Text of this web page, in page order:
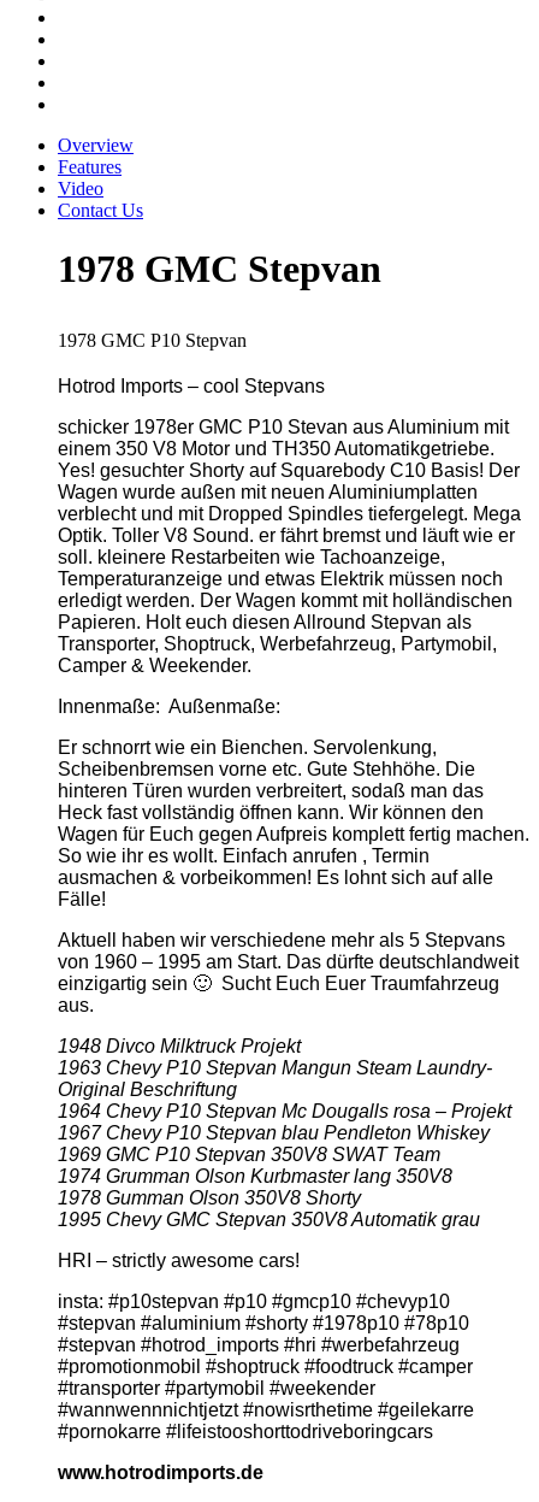
Overview
Features
Video
Contact Us
1978 GMC Stepvan
1978 GMC P10 Stepvan
Hotrod Imports – cool Stepvans
schicker 1978er GMC P10 Stevan aus Aluminium mit
einem 350 V8 Motor und TH350 Automatikgetriebe.
Yes! gesuchter Shorty auf Squarebody C10 Basis! Der
Wagen wurde außen mit neuen Aluminiumplatten
verblecht und mit Dropped Spindles tiefergelegt. Mega
Optik. Toller V8 Sound. er fährt bremst und läuft wie er
soll. kleinere Restarbeiten wie Tachoanzeige,
Temperaturanzeige und etwas Elektrik müssen noch
erledigt werden. Der Wagen kommt mit holländischen
Papieren. Holt euch diesen Allround Stepvan als
Transporter, Shoptruck, Werbefahrzeug, Partymobil,
Camper & Weekender.
Innenmaße: Außenmaße:
Er schnorrt wie ein Bienchen. Servolenkung,
Scheibenbremsen vorne etc. Gute Stehhöhe. Die
hinteren Türen wurden verbreitert, sodaß man das
Heck fast vollständig öffnen kann. Wir können den
Wagen für Euch gegen Aufpreis komplett fertig machen.
So wie ihr es wollt. Einfach anrufen , Termin
ausmachen & vorbeikommen! Es lohnt sich auf alle
Fälle!
Aktuell haben wir verschiedene mehr als 5 Stepvans
von 1960 – 1995 am Start. Das dürfte deutschlandweit
einzigartig sein 🙂 Sucht Euch Euer Traumfahrzeug
aus.
1948 Divco Milktruck Projekt
1963 Chevy P10 Stepvan Mangun Steam Laundry-
Original Beschriftung
1964 Chevy P10 Stepvan Mc Dougalls rosa – Projekt
1967 Chevy P10 Stepvan blau Pendleton Whiskey
1969 GMC P10 Stepvan 350V8 SWAT Team
1974 Grumman Olson Kurbmaster lang 350V8
1978 Gumman Olson 350V8 Shorty
1995 Chevy GMC Stepvan 350V8 Automatik grau
HRI – strictly awesome cars!
insta: #p10stepvan #p10 #gmcp10 #chevyp10
#stepvan #aluminium #shorty #1978p10 #78p10
#stepvan #hotrod_imports #hri #werbefahrzeug
#promotionmobil #shoptruck #foodtruck #camper
#transporter #partymobil #weekender
#wannwennnichtjetzt #nowisrthetime #geilekarre
#pornokarre #lifeistooshorttodriveboringcars
www.hotrodimports.de